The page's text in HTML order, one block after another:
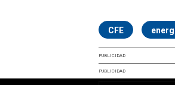
CFE
PUBLICIDAD
PUBLICIDAD